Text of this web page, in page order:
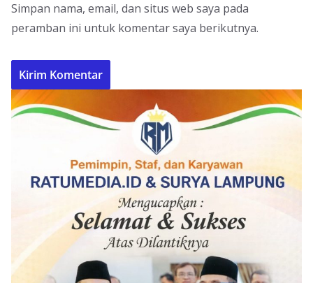
Simpan nama, email, dan situs web saya pada
peramban ini untuk komentar saya berikutnya.